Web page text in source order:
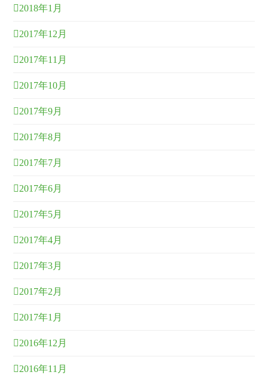
2018年1月
2017年12月
2017年11月
2017年10月
2017年9月
2017年8月
2017年7月
2017年6月
2017年5月
2017年4月
2017年3月
2017年2月
2017年1月
2016年12月
2016年11月